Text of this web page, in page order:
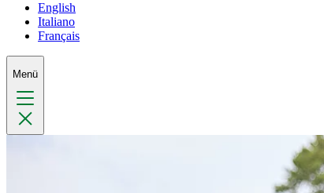
English
Italiano
Français
Menü